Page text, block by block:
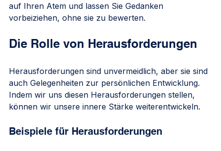
auf Ihren Atem und lassen Sie Gedanken
vorbeiziehen, ohne sie zu bewerten.
Die Rolle von Herausforderungen
Herausforderungen sind unvermeidlich, aber sie sind
auch Gelegenheiten zur persönlichen Entwicklung.
Indem wir uns diesen Herausforderungen stellen,
können wir unsere innere Stärke weiterentwickeln.
Beispiele für Herausforderungen